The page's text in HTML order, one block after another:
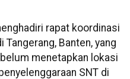
rapat koordinasi
Banten, yang
menetapkan lokasi
SNT di